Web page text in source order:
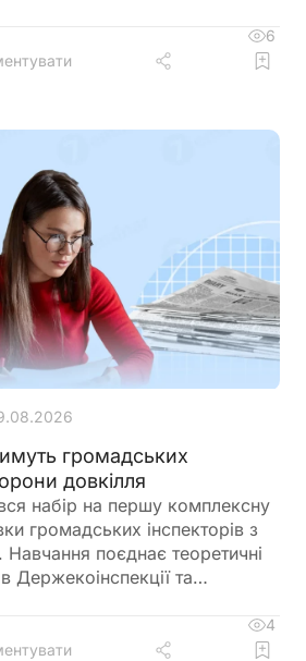
6
громадських
довкілля
набір на першу комплексну
громадських інспекторів з
поєднає теоретичні
Держекоінспекції та
4